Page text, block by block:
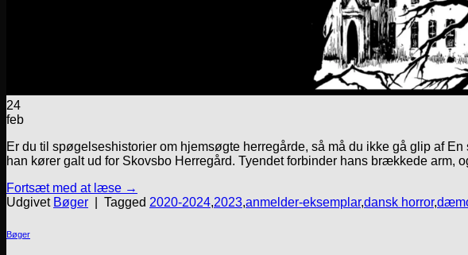
24
feb
Er du til spøgelseshistorier om hjemsøgte herregårde, så må du ikke gå glip af
han kører galt ud for Skovsbo Herregård. Tyendet forbinder hans brækkede
Fortsæt med at læse →
Udgivet Bøger Tagged 2020-2024,2023,anmelder-eksemplar,dansk horror,
Bøger